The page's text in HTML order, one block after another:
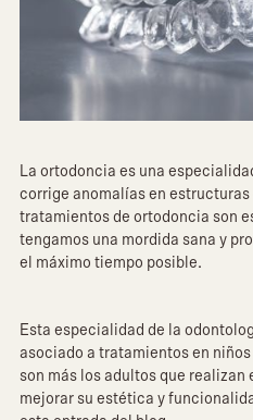
La ortodoncia es una
corrige anomalías en
tratamientos de ortodoncia son
tengamos una mordida sana y
el máximo tiempo posible.
Esta especialidad de la
asociado a tratamientos en
son más los adultos que
mejorar su estética y